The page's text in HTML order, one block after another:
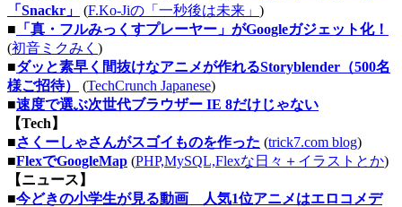
「Snackr」
(F.Ko-Jiの「一秒後は未来」 )
■ 「真・フルみっくすプレーヤー」がGoogleガジェット化！
(初音ミクみく )
■ダッと素早く間抜けなアニメが作れるStoryblender（500名
様ご招待）
(TechCrunch Japanese)
■速度で選ぶ次世代ブラウザー IE 8だけじゃない
【Tech】
■さくーしゃさんがスゴイものを作った (trick7.com blog)
■FlexでGoogleMap (PHP,MySQL,Flexな日々＋イラストとか)
【ニュース】
■今どきの小学生が見る動画 人気1位アニメはエロコメデ